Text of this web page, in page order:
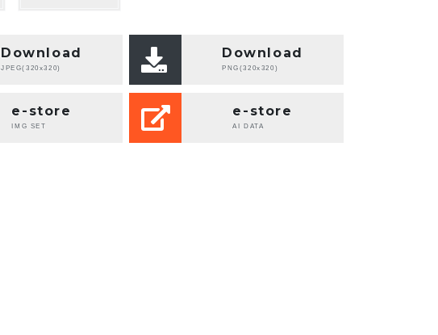
Download
JPEG(320x320)
Download
PNG(320x320)
e-store
IMG SET
e-store
AI DATA